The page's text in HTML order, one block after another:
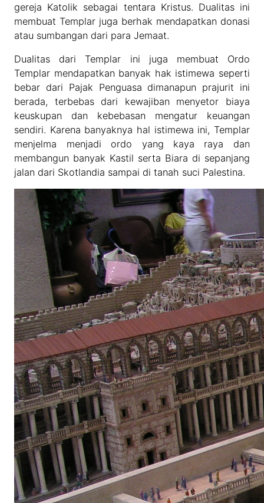
gereja Katolik sebagai tentara Kristus. Dualitas ini
membuat Templar juga berhak mendapatkan donasi
atau sumbangan dari para Jemaat.
Dualitas dari Templar ini juga membuat Ordo
Templar mendapatkan banyak hak istimewa seperti
bebar dari Pajak Penguasa dimanapun prajurit ini
berada, terbebas dari kewajiban menyetor biaya
keuskupan dan kebebasan mengatur keuangan
sendiri. Karena banyaknya hal istimewa ini, Templar
menjelma menjadi ordo yang kaya raya dan
membangun banyak Kastil serta Biara di sepanjang
jalan dari Skotlandia sampai di tanah suci Palestina.